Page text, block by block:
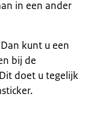
in een ander
kunt u een
bij de
doet u tegelijk